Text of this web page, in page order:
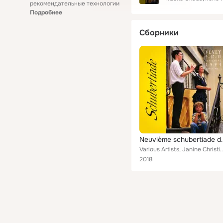
рекомендательные технологии
Подробнее
Сборники
Neuvième
Various Artists, Janine Christinat, Jean-Pierre Bourquin,
2018